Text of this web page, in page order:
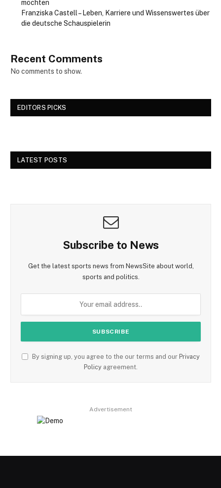
möchten
Franziska Castell – Leben, Karriere und Wissenswertes über
die deutsche Schauspielerin
Recent Comments
No comments to show.
EDITORS PICKS
LATEST POSTS
Subscribe to News
Get the latest sports news from NewsSite about world,
sports and politics.
By signing up, you agree to the our terms and our Privacy
Policy agreement.
Advertisement